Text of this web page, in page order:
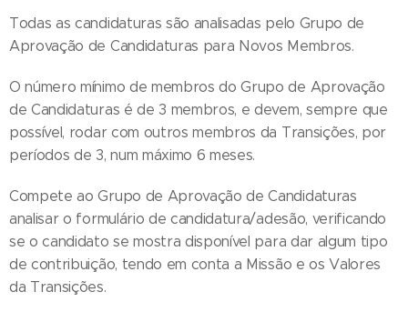
Todas as candidaturas são analisadas pelo Grupo de
Aprovação de Candidaturas para Novos Membros.
O número mínimo de membros do Grupo de Aprovação
de Candidaturas é de 3 membros, e devem, sempre que
possível, rodar com outros membros da Transições, por
períodos de 3, num máximo 6 meses.
Compete ao Grupo de Aprovação de Candidaturas
analisar o formulário de candidatura/adesão, verificando
se o candidato se mostra disponível para dar algum tipo
de contribuição, tendo em conta a Missão e os Valores
da Transições.